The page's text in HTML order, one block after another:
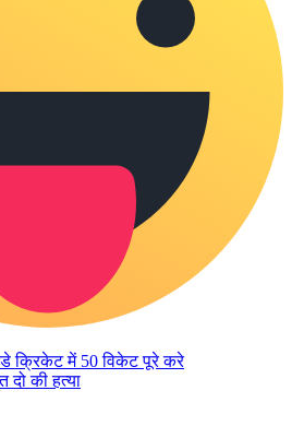
क्रिकेट में 50 विकेट पूरे करे
दो की हत्या